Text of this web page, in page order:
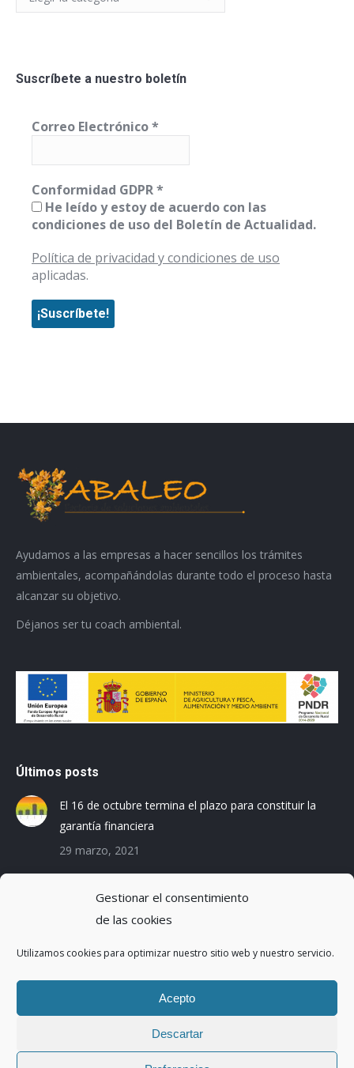
Gestionar el consentimiento
de las cookies
Utilizamos cookies para optimizar nuestro sitio web y nuestro servicio.
Acepto
Descartar
Suscríbete a nuestro boletín
Correo Electrónico*
Conformidad GDPR*
He leído y estoy de acuerdo con las
condiciones de uso del Boletín de Actualidad.
Política de privacidad y condiciones de uso
aplicadas.
Ayudamos a las empresas a hacer sencillos los trámites
ambientales, acompañándolas durante todo el proceso hasta
alcanzar su objetivo.
Déjanos ser tu coach ambiental.
Últimos posts
El 16 de octubre termina el plazo para constituir la
garantía financiera
29 marzo, 2021
de la Huella de Carbono
3 diciembre, 2019
Reduciendo la Huella Hídrica en una planta de
montaje de coches